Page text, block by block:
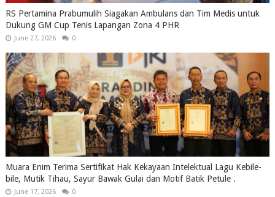
RS Pertamina Prabumulih Siagakan Ambulans dan Tim Medis untuk
Dukung GM Cup Tenis Lapangan Zona 4 PHR
June 27, 2026 0
Muara Enim Terima Sertifikat Hak Kekayaan Intelektual Lagu Kebile-
bile, Mutik Tihau, Sayur Bawak Gulai dan Motif Batik Petule .
June 17, 2026 0